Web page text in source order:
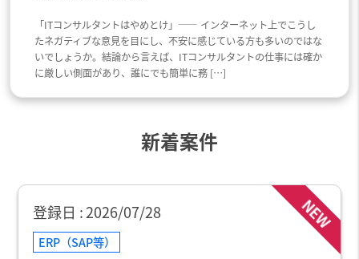
「ITコンサルタントはやめとけ」―― インターネット上でこうし
たネガティブな意見を目にし、不安に感じている方も多いのではな
いでしょうか。結論から言えば、ITコンサルタントの仕事には確か
に厳しい側面があり、誰にでも簡単に務 […]
新着案件
NEW
登録日 2026/07/28
ERP（SAP等）